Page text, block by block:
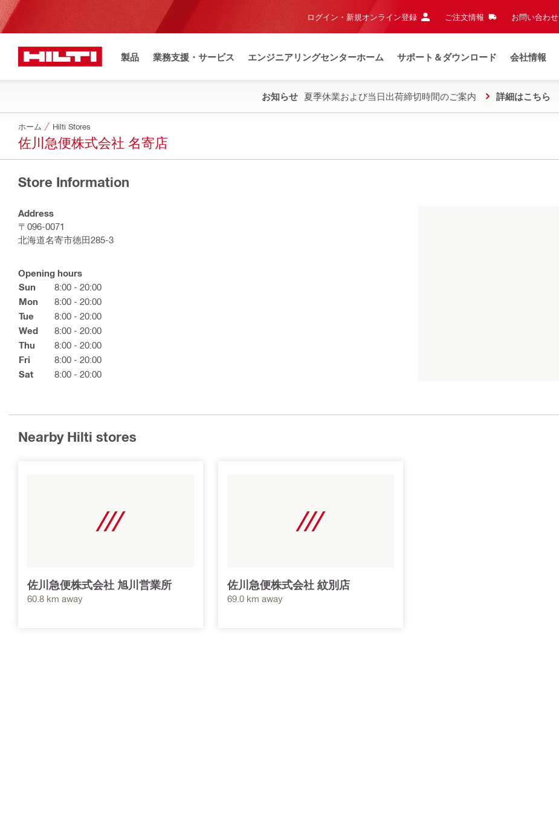
ログイン・新規オンライン登録 ご注文情報 お問い合わせ‎
製品 業務支援・サービス エンジニアリングセンターホーム サポート＆ダウンロード 会社情報
お知らせ 夏季休業および当日出荷締切時間のご案内 詳細はこちら
ホーム Hilti Stores
佐川急便株式会社 名寄店
Store Information
Address
〒096-0071
北海道名寄市徳田285-3
Opening hours
Sun
8:00 - 20:00
Mon
8:00 - 20:00
Tue
8:00 - 20:00
Wed
8:00 - 20:00
Thu
8:00 - 20:00
Fri
8:00 - 20:00
Sat
8:00 - 20:00
Nearby Hilti stores
佐川急便株式会社 旭川営業所
60.8 km away
佐川急便株式会社 紋別店
69.0 km away